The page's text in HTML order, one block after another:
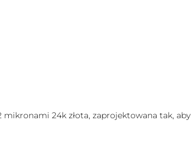
24k złota, zaprojektowana tak,